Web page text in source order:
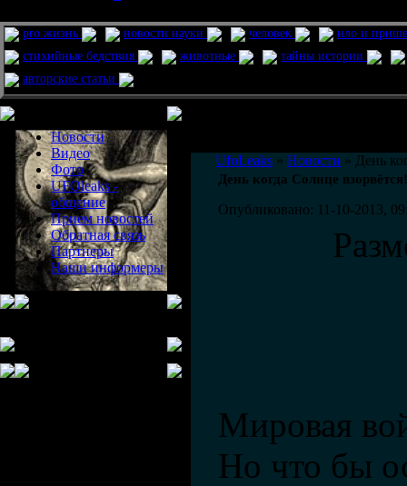
pro жизнь новости науки человек
нло и
стихийные бедствия
животные
тайны истории
авторские статьи
Новости
Видео
Фото
UFOleaks -
общение
Прием новостей
Обратная связь
Партнеры
Наши информеры
UfoLeaks » Новости » День
День когда Солнце взорвётся!
Опубликовано: 11-10-2013,
Мировая
Но что бы